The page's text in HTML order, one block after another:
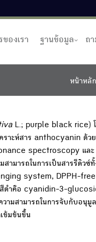
องเรา ฐานข้อมูล ถ
หน้าหลัก
L.; purple black rice)
าะห์สาร anthocyanin ด้วย
spectroscopy และ
มารถในการเป็นสารรีดิวซ์ทั้
system, DPPH-free
ดำคือ cyanidin-3-
วามสามารถในการจับกับอนุมู
ข้มข้นขึ้น